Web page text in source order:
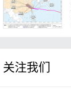
关注我们